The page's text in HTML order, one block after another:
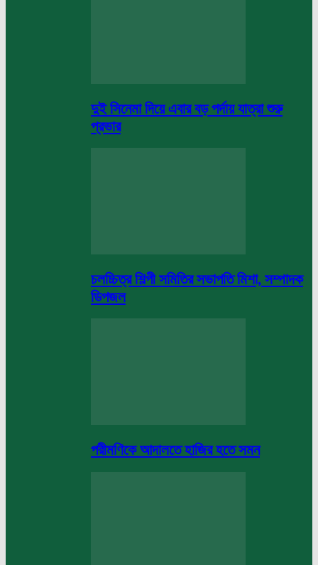
দুই সিনেমা দিয়ে এবার বড় পর্দায় যাত্রা শুরু
প্রভার
চলচ্চিত্র শিল্পী সমিতির সভাপতি মিশা, সম্পাদক
ডিপজল
পরীমণিকে আদালতে হাজির হতে সমন